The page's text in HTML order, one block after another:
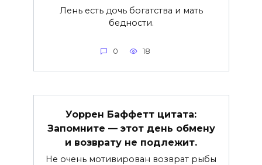
Лень есть дочь богатства и мать
бедности.
0 18
Уоррен Баффетт цитата:
Запомните — этот день обмену
и возврату не подлежит.
Не очень мотивирован возврат рыбы